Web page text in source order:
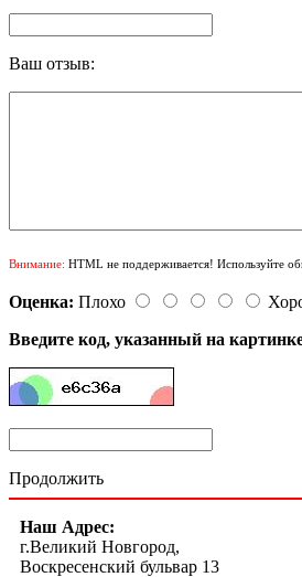
Ваш отзыв:
Внимание: HTML не поддерживается! Используйте
Оценка: Плохо
Введите код, указанный на
Продолжить
Наш Адрес:
г.Великий Новгород,
Воскресенский бульвар 13